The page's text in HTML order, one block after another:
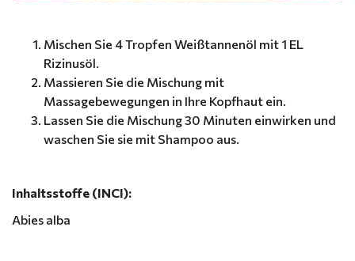
Mischen Sie 4 Tropfen Weißtannenöl mit 1 EL
Rizinusöl.
Massieren Sie die Mischung mit
Massagebewegungen in Ihre Kopfhaut ein.
Lassen Sie die Mischung 30 Minuten einwirken und
waschen Sie sie mit Shampoo aus.
Inhaltsstoffe (INCI):
Abies alba